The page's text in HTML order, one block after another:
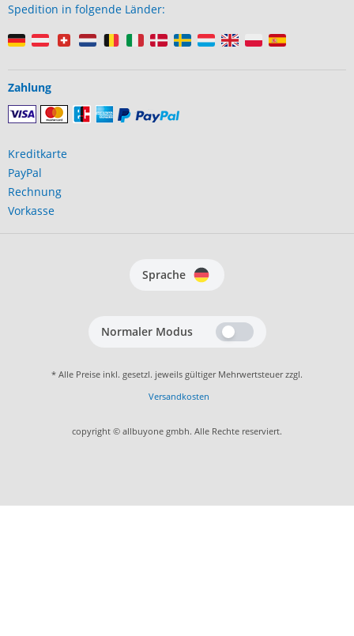
Spedition in folgende Länder:
Zahlung
Kreditkarte
PayPal
Rechnung
Vorkasse
Sprache
Normaler Modus
* Alle Preise inkl. gesetzl. jeweils gültiger Mehrwertsteuer zzgl.
Versandkosten
copyright © allbuyone gmbh. Alle Rechte reserviert.